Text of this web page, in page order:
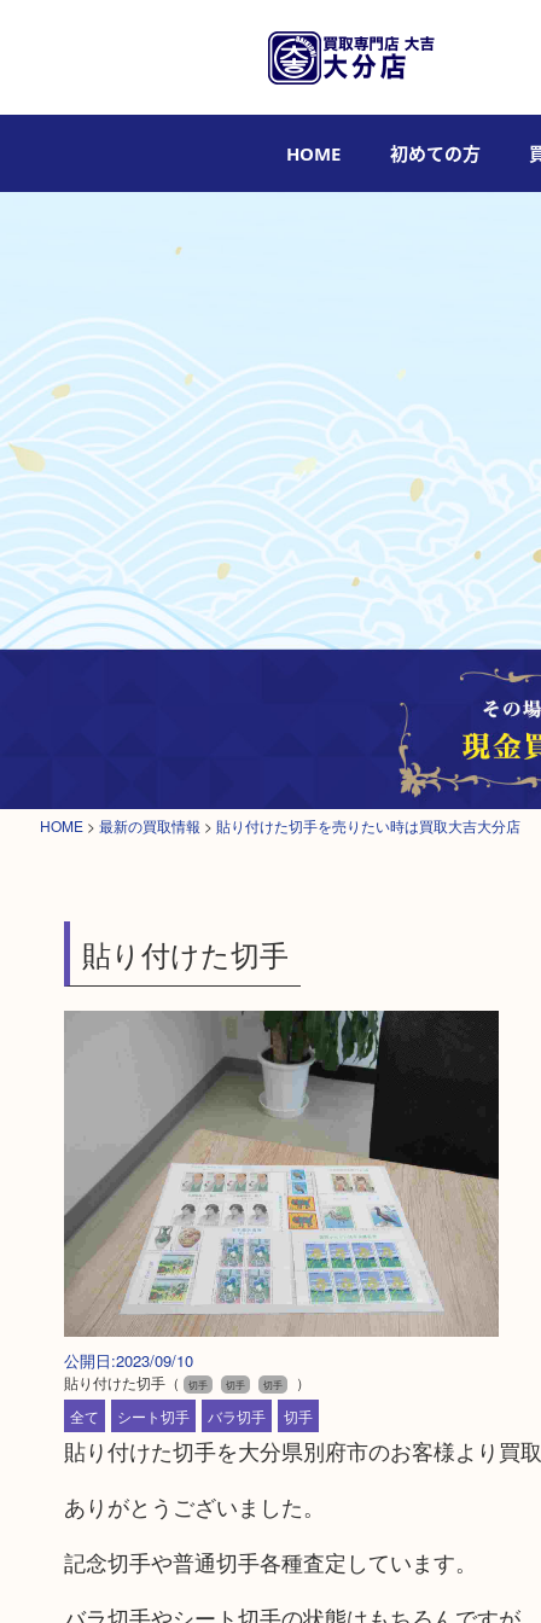
HOME 初めての方
HOME > 最新の買取情報 > 貼り付けた切手を売りたい時は買取大吉大分店
貼り付けた切手
公開日:2023/09/10
貼り付けた切手（ 切手 切手 切手
）
全て
シート切手 バラ切手 切手
貼り付けた切手を大分県別府市のお客様より買
ありがとうございました。
記念切手や普通切手各種査定しています。